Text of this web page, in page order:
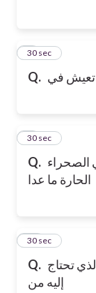
Q. تعيش في
8
30 sec
Q. الصحراء
الحارة ما عدا
9
30 sec
Q. تحتاج
إليه من
10
30 sec